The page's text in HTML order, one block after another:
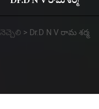
నెచ్చెలి > Dr.D N V రామ శర్మ